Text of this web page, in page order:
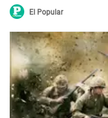
El Popular